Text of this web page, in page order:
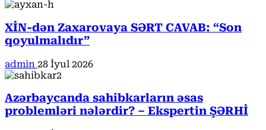
XİN-dən Zaxarovaya SƏRT CAVAB: “Son
qoyulmalıdır”
admin 28 İyul 2026
Azərbaycanda sahibkarların əsas
problemləri nələrdir? – Ekspertin ŞƏRHİ